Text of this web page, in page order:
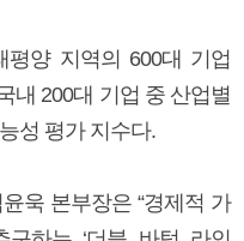
평양 지역의 600대 기업
내 200대 기업 중 산업별
성 평가 지수다.
욱 본부장은 “경제적 가